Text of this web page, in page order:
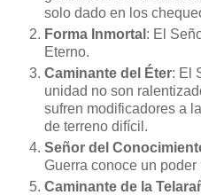
solo dado en los
Forma Inmortal : El
Eterno.
Caminante del Éter: El
unidad no son
sufren modificadores a
de terreno difícil.
Señor del
Guerra conoce un
Caminante de la